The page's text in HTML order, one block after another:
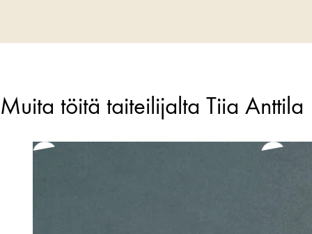
Muita töitä taiteilijalta Tiia Anttila